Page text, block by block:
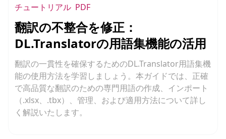
チュートリアル PDF
翻訳の不整合を修正：
DL.Translatorの用語集機能の活用
翻訳の一貫性を確保するためのDL.Translator用語集機
能の使用方法を学習しましょう。本ガイドでは、正確
で高品質な翻訳のための専門用語の作成、インポート
（.xlsx、.tbx）、管理、および適用方法について詳し
く解説いたします。